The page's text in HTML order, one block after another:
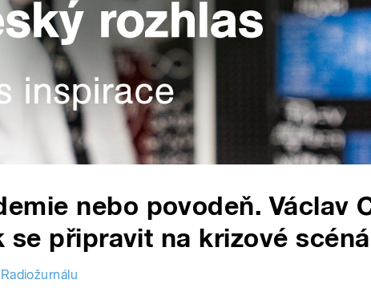
nebo povodeň. Václav
se připravit na krizové